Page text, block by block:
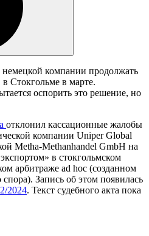
немецкой компании продолжать
Стокгольме в марте.
оспорить это решение, но
отклонил кассационные жалобы
компании Uniper Global
Metha-Methanhandel GmbH на
в стокгольмском
арбитраже ad hoc (созданном
Запись об этом появилась
2024. Текст судебного акта пока